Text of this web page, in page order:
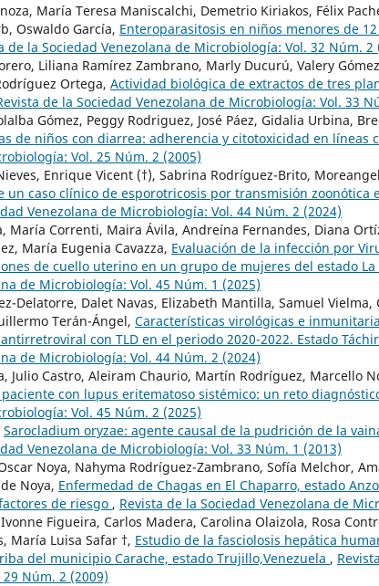
María Teresa Maniscalchi, Demetrio Kiriakos, Félix
Oswaldo García, Enteroparasitosis en niños menores de
de la Sociedad Venezolana de Microbiología: Vol. 32 Núm. 2
Liliana Ramírez Zambrano, Marly Ducurú, Valery
Ortega, Actividad biológica de extractos de tres
de la Sociedad Venezolana de Microbiología: Vol. 33
Gómez, Peggy Rodriguez, José Páez, Gidalia Urbina,
de niños con diarrea: adherencia y citotoxicidad en líneas
Vol. 25 Núm. 2 (2005)
Enrique Vicent (†), Sabrina Rodríguez-Brito,
un caso clínico de esporotricosis por transmisión zoonótica
Venezolana de Microbiología: Vol. 44 Núm. 2 (2024)
María Correnti, Maira Ávila, Andreína Fernandes, Diana
María Eugenia Cavazza, Evaluación de la infección por
de cuello uterino en un grupo de mujeres del estado La
de Microbiología: Vol. 45 Núm. 1 (2025)
Delatorre, Dalet Navas, Elizabeth Mantilla, Samuel
Terán-Ángel, Características virológicas e
con TLD en el periodo 2020-2022. Estado
de Microbiología: Vol. 44 Núm. 2 (2024)
Julio Castro, Aleiram Chaurio, Martín Rodríguez, Marcello
con lupus eritematoso sistémico: un reto
Vol. 45 Núm. 2 (2025)
Sarocladium oryzae: agente causal de la pudrición de la
Venezolana de Microbiología: Vol. 33 Núm. 1 (2013)
Noya, Nahyma Rodríguez-Zambrano, Sofía Melchor,
Noya, Enfermedad de Chagas en El Chaparro, estado
de riesgo , Revista de la Sociedad Venezolana de
Figueira, Carlos Madera, Carolina Olaizola, Rosa
María Luisa Safar †, Estudio de la fasciolosis hepática
del municipio Carache, estado Trujillo,Venezuela ,
Núm. 2 (2009)